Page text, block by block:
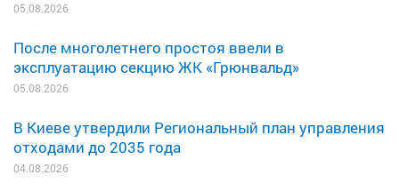
05.08.2026
После многолетнего простоя ввели в
эксплуатацию секцию ЖК «Грюнвальд»
05.08.2026
В Киеве утвердили Региональный план управления
отходами до 2035 года
04.08.2026